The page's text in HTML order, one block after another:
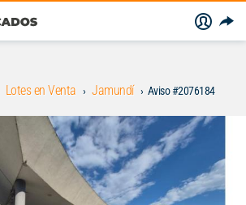
Lotes en Venta Jamundí Aviso #2076184